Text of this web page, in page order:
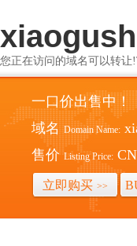
您正在访问的域名可以转让
一口价出售中！
域名 Domain Name:
售价 Listing Price:
立即购买 >>